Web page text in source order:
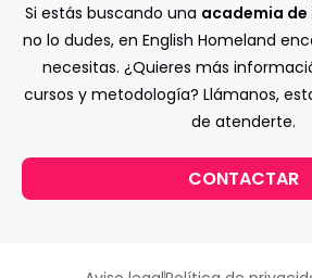
Si estás buscando una academia de
no lo dudes, en English Homeland
necesitas. ¿Quieres más
cursos y metodología? Llámanos,
de atenderte.
CONTACTAR